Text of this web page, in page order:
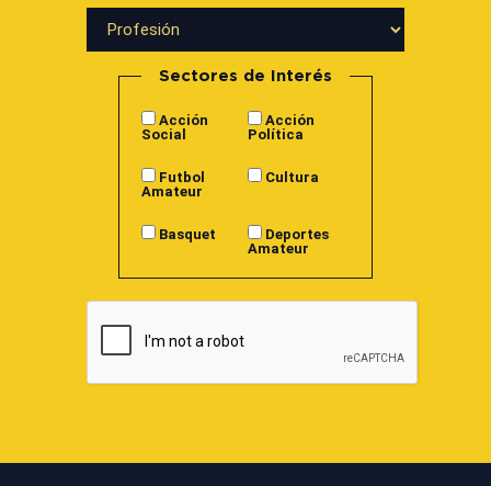
Sectores de Interés
Acción
Social
Acción
Política
Amateur
Cultura
Basquet
Deportes
Amateur